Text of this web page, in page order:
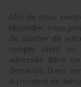
Afin de nous
répondre, vous
de justifier de
compte client ou
adressée dans
demande. Dans
du nombre de